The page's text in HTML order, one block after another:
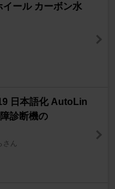
イール カーボン水
日本語化 AutoLin
診断機の
ん